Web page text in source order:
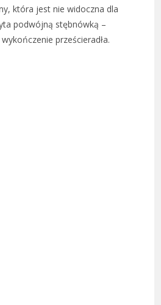
która jest nie widoczna dla
podwójną stębnówką –
prześcieradła.